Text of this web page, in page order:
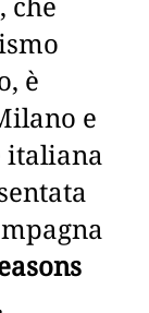
è
e
italiana